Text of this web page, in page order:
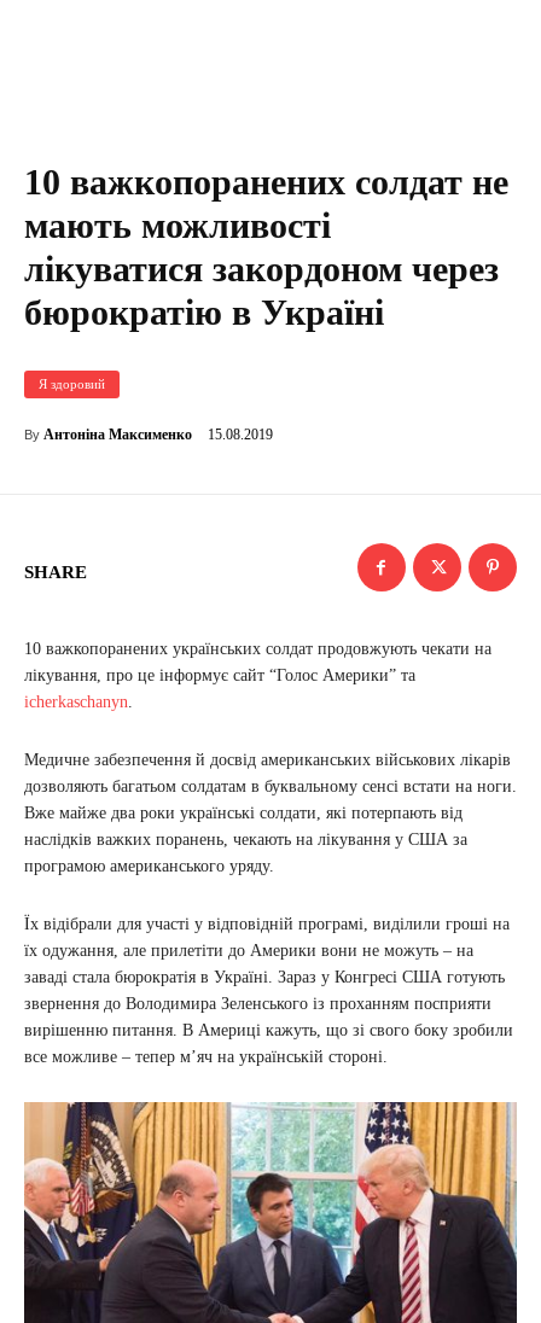
10 важкопоранених солдат не
мають можливості
лікуватися закордоном через
бюрократію в Україні
Я здоровий
By Антоніна Максименко 15.08.2019
SHARE
10 важкопоранених українських солдат продовжують чекати на
лікування, про це інформує сайт “Голос Америки” та
icherkaschanyn.
Медичне забезпечення й досвід американських військових лікарів
дозволяють багатьом солдатам в буквальному сенсі встати на ноги.
Вже майже два роки українські солдати, які потерпають від
наслідків важких поранень, чекають на лікування у США за
програмою американського уряду.
Їх відібрали для участі у відповідній програмі, виділили гроші на
їх одужання, але прилетіти до Америки вони не можуть – на
заваді стала бюрократія в Україні. Зараз у Конгресі США готують
звернення до Володимира Зеленського із проханням посприяти
вирішенню питання. В Америці кажуть, що зі свого боку зробили
все можливе – тепер м’яч на українській стороні.